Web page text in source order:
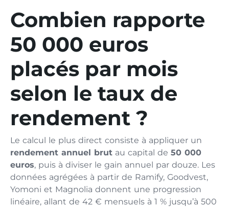
Combien rapporte
50 000 euros
placés par mois
selon le taux de
rendement ?
Le calcul le plus direct consiste à appliquer un
rendement annuel brut au capital de 50 000
euros, puis à diviser le gain annuel par douze. Les
données agrégées à partir de Ramify, Goodvest,
Yomoni et Magnolia donnent une progression
linéaire, allant de 42 € mensuels à 1 % jusqu’à 500